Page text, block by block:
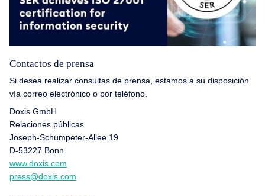
Contactos de prensa
Si desea realizar consultas de prensa, estamos a su disposición
vía correo electrónico o por teléfono.
Doxis GmbH
Relaciones públicas
Joseph-Schumpeter-Allee 19
D-53227 Bonn
www.doxis.com
press@doxis.com